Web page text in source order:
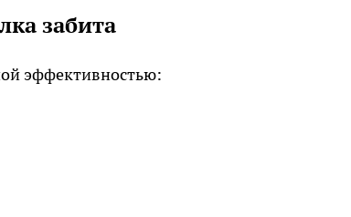
забита
эффективностью: